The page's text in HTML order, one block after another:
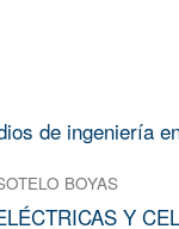
de ingeniería
BOYAS
Y